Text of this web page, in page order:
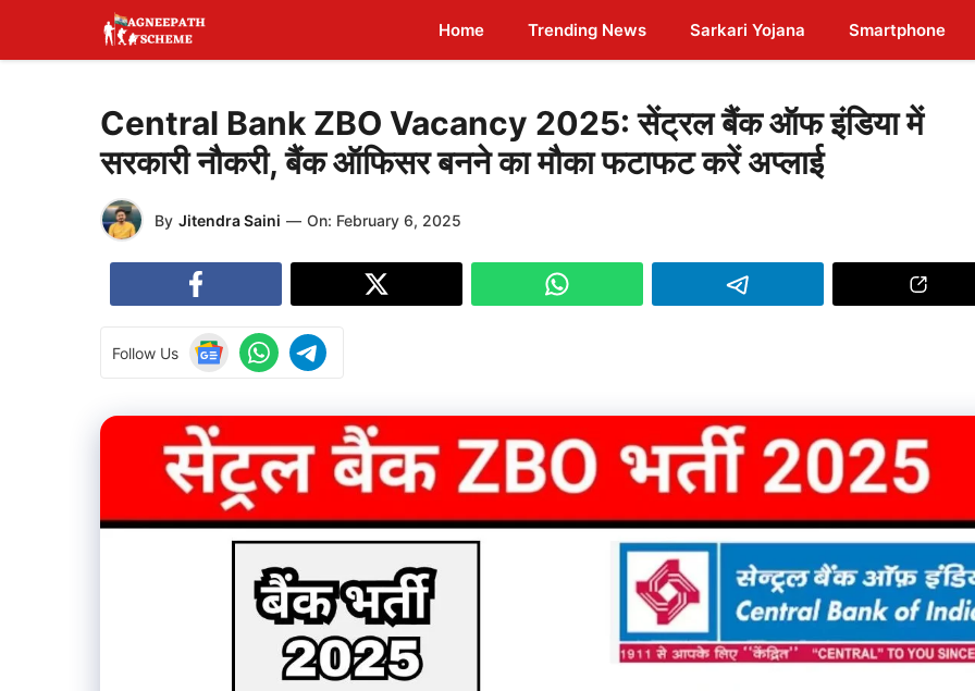
content
Home Trending News Sarkari Yojana Smartphone
Central Bank ZBO Vacancy 2025: सेंट्रल बैंक ऑफ इंडिया में
सरकारी नौकरी, बैंक ऑफिसर बनने का मौका फटाफट करें अप्लाई
By Jitendra Saini — On: February 6, 2025
Follow Us